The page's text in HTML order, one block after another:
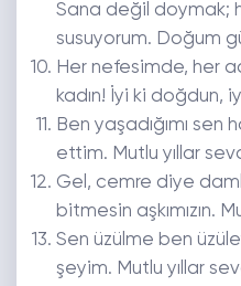
Sana değil doymak;
susuyorum. Doğum
Her nefesimde, her
kadın! İyi ki doğdun,
Ben yaşadığımı
ettim. Mutlu yıllar
Gel, cemre diye
bitmesin aşkımızın.
Sen üzülme ben
şeyim. Mutlu yıllar